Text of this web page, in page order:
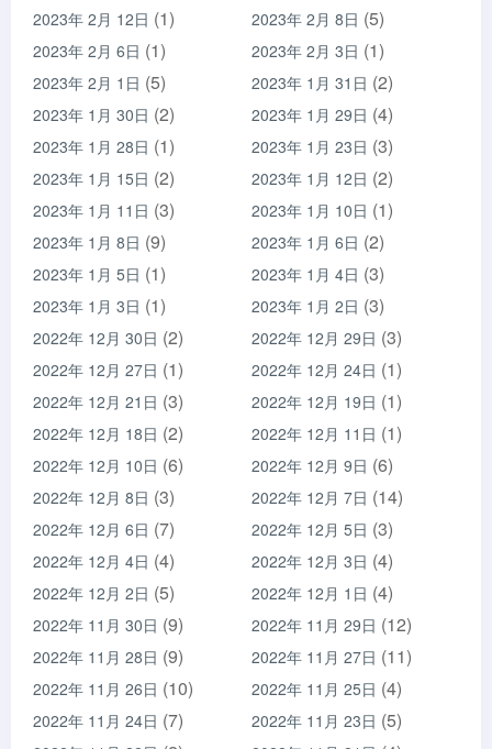
2023年 2月 12日 (1) 2023年 2月 8日 (5)
2023年 2月 6日 (1) 2023年 2月 3日 (1)
2023年 2月 1日 (5) 2023年 1月 31日 (2)
2023年 1月 30日 (2) 2023年 1月 29日 (4)
2023年 1月 28日 (1) 2023年 1月 23日 (3)
2023年 1月 15日 (2) 2023年 1月 12日 (2)
2023年 1月 11日 (3) 2023年 1月 10日 (1)
2023年 1月 8日 (9) 2023年 1月 6日 (2)
2023年 1月 5日 (1) 2023年 1月 4日 (3)
2023年 1月 3日 (1) 2023年 1月 2日 (3)
2022年 12月 30日 (2) 2022年 12月 29日 (3)
2022年 12月 27日 (1) 2022年 12月 24日 (1)
2022年 12月 21日 (3) 2022年 12月 19日 (1)
2022年 12月 18日 (2) 2022年 12月 11日 (1)
2022年 12月 10日 (6) 2022年 12月 9日 (6)
2022年 12月 8日 (3) 2022年 12月 7日 (14)
2022年 12月 6日 (7) 2022年 12月 5日 (3)
2022年 12月 4日 (4) 2022年 12月 3日 (4)
2022年 12月 2日 (5) 2022年 12月 1日 (4)
2022年 11月 30日 (9) 2022年 11月 29日 (12)
2022年 11月 28日 (9) 2022年 11月 27日 (11)
2022年 11月 26日 (10) 2022年 11月 25日 (4)
2022年 11月 24日 (7) 2022年 11月 23日 (5)